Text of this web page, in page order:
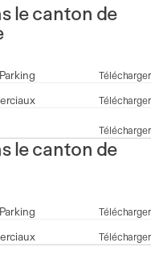
le canton de
Télécharger
Télécharger
Télécharger
le canton de
Télécharger
Télécharger